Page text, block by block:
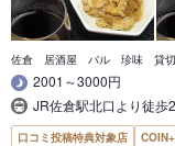
佐倉 居酒屋 バル 珍味 貸
2001～3000円
JR佐倉駅北口より徒歩
口コミ投稿特典対象店